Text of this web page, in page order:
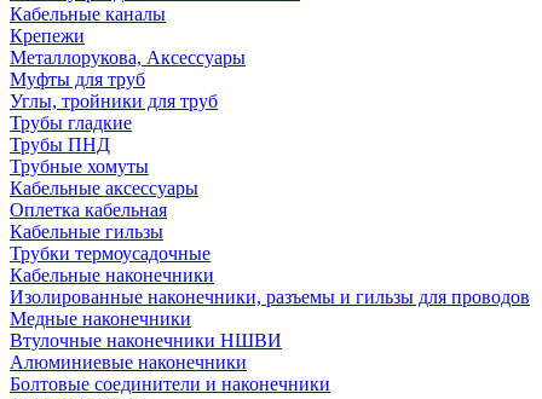
Кабельные каналы
Крепежи
Металлорукова, Аксессуары
Муфты для труб
Углы, тройники для труб
Трубы гладкие
Трубы ПНД
Трубные хомуты
Кабельные аксессуары
Оплетка кабельная
Кабельные гильзы
Трубки термоусадочные
Кабельные наконечники
Изолированные наконечники, разъемы и гильзы для проводов
Медные наконечники
Втулочные наконечники НШВИ
Алюминиевые наконечники
Болтовые соединители и наконечники